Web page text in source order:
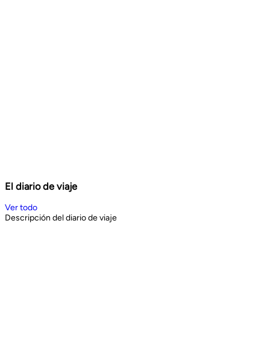
El diario de viaje
Ver todo
Descripción del diario de viaje